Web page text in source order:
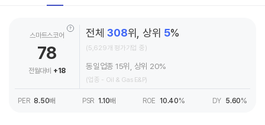
스마트스코어
78
전월대비 +18
전체308위, 상위 5%
(5,629개 평가기업 중)
동일업종 15위, 상위 20%
(업종 - Oil & Gas E&P)
PER 8.50배 PSR 1.10배 ROE 10.40% DY 5.60%